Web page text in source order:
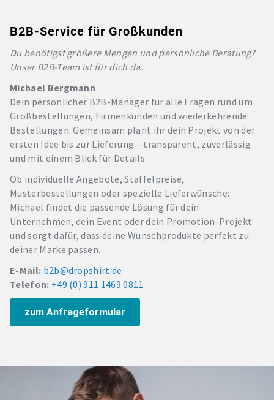
B2B-Service für Großkunden
Du benötigst größere Mengen und persönliche Beratung?
Unser B2B-Team ist für dich da.
Michael Bergmann
Dein persönlicher B2B-Manager für alle Fragen rund um
Großbestellungen, Firmenkunden und wiederkehrende
Bestellungen. Gemeinsam plant ihr dein Projekt von der
ersten Idee bis zur Lieferung – transparent, zuverlässig
und mit einem Blick für Details.
Ob individuelle Angebote, Staffelpreise,
Musterbestellungen oder spezielle Lieferwünsche:
Michael findet die passende Lösung für dein
Unternehmen, dein Event oder dein Promotion-Projekt
und sorgt dafür, dass deine Wunschprodukte perfekt zu
deiner Marke passen.
E-Mail: b2b@dropshirt.de
Telefon: +49 (0) 911 1469 0811
zum Anfrageformular